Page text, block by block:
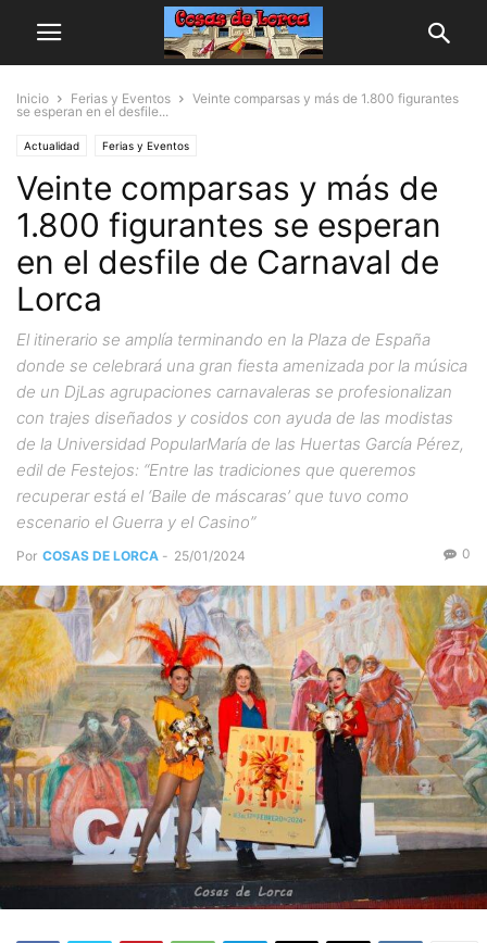
Inicio Ferias y Eventos
Veinte comparsas y más de 1.800 figurantes
se esperan en el desfile...
Actualidad Ferias y Eventos
Veinte comparsas y más de
1.800 figurantes se esperan
en el desfile de Carnaval de
Lorca
El itinerario se amplía terminando en la Plaza de España
donde se celebrará una gran fiesta amenizada por la música
de un DjLas agrupaciones carnavaleras se profesionalizan
con trajes diseñados y cosidos con ayuda de las modistas
de la Universidad PopularMaría de las Huertas García Pérez,
edil de Festejos: “Entre las tradiciones que queremos
recuperar está el ‘Baile de máscaras’ que tuvo como
escenario el Guerra y el Casino”
Por COSAS DE LORCA - 25/01/2024 0